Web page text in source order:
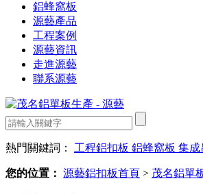
鋁蜂窩板
源藝產品
工程案例
源藝資訊
走進源藝
聯系源藝
熱門關鍵詞： 工程鋁扣板 鋁蜂窩板 集成
您的位置： 源藝鋁扣板首頁 > 茂名鋁單